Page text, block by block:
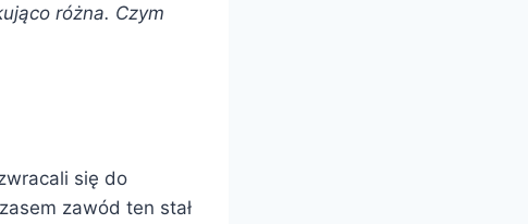
różna. Czym
się do
zawód ten stał